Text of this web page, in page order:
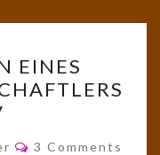
EINES
Comments
3 Comments